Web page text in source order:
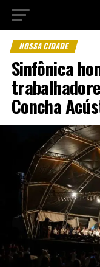
NOSSA CIDADE
Sinfônica
Concha